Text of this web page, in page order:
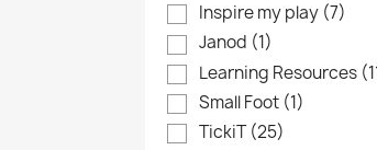
Inspire my play (7)
Janod (1)
Learning Resources
Small Foot (1)
TickiT(25)